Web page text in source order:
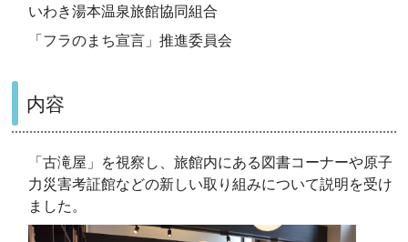
いわき湯本温泉旅館協同組合
「フラのまち宣言」推進委員会
内容
「古滝屋」を視察し、旅館内にある図書コーナーや原子
力災害考証館などの新しい取り組みについて説明を受け
ました。